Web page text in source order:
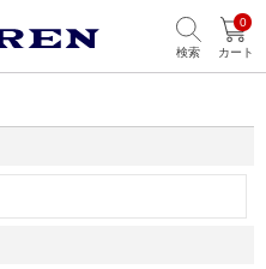
検索
0
カート